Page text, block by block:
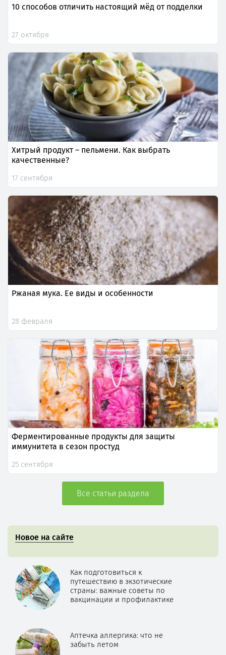
10 способов отличить настоящий мёд от подделки
27 октября
Хитрый продукт – пельмени. Как выбрать
качественные?
17 сентября
Ржаная мука. Ее виды и особенности
28 февраля
Ферментированные продукты для защиты
иммунитета в сезон простуд
25 сентября
Все статьи раздела
Новое на сайте
Как подготовиться к
путешествию в экзотические
страны: важные советы по
вакцинации и профилактике
Аптечка аллергика: что не
забыть летом